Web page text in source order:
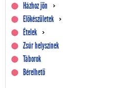
Házhoz jön
Előkészületek
Ételek
Zsúr helyszínek
Táborok
Bérelhető